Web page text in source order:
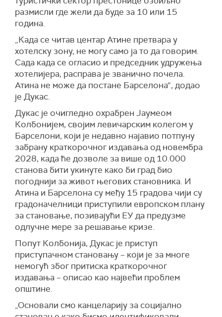
размисли где жели да буде за 10 или 15
година.
„Када се читав центар Атине претвара у
хотелску зону, не могу само ја то да говорим.
Сада када се огласио и председник удружења
хотелијера, расправа је званично почела.
Атина не може да постане Барселона“, додао
је Дукас.
Дукас је очигледно охрабрен Јаумеом
Колбонијем, својим левичарским колегом у
Барселони, који је недавно најавио потпуну
забрану краткорочног издавања од новембра
2028, када ће дозволе за више од 10.000
станова бити укинуте како би град био
погоднији за живот његових становника. И
Атина и Барселона су међу 15 градова чији су
градоначелници приступили европском плану
за становање, позивајући ЕУ да предузме
одлучне мере за решавање кризе.
Попут Колбонија, Дукас је приступ
приступачном становању – који је за многе
немогућ због притиска краткорочног
издавања – описао као највећи проблем
општине.
„Основали смо канцеларију за социјално